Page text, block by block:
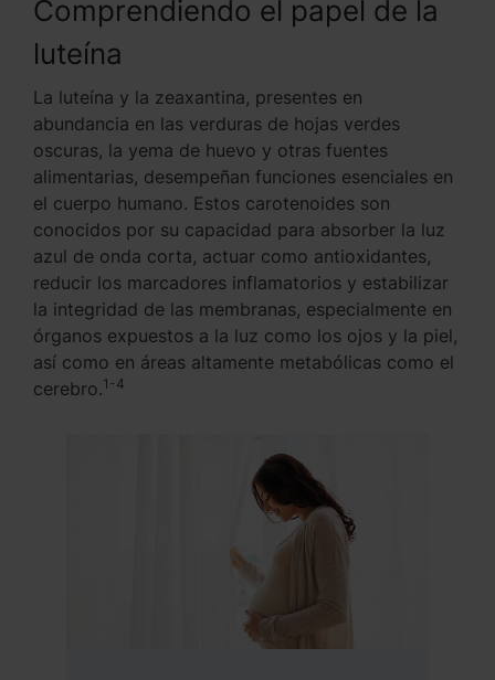
Comprendiendo el papel de la
luteína
La luteína y la zeaxantina, presentes en
abundancia en las verduras de hojas verdes
oscuras, la yema de huevo y otras fuentes
alimentarias, desempeñan funciones esenciales en
el cuerpo humano. Estos carotenoides son
conocidos por su capacidad para absorber la luz
azul de onda corta, actuar como antioxidantes,
reducir los marcadores inflamatorios y estabilizar
la integridad de las membranas, especialmente en
órganos expuestos a la luz como los ojos y la piel,
así como en áreas altamente metabólicas como el
cerebro.1-4